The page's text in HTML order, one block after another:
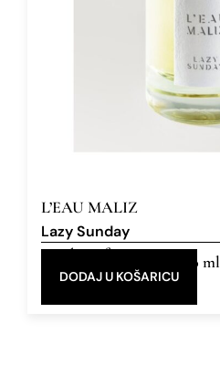
L’EAU MALIZ
Lazy Sunday
Eau de Parfum 5 ml, 50 ml
DODAJ U KOŠARICU